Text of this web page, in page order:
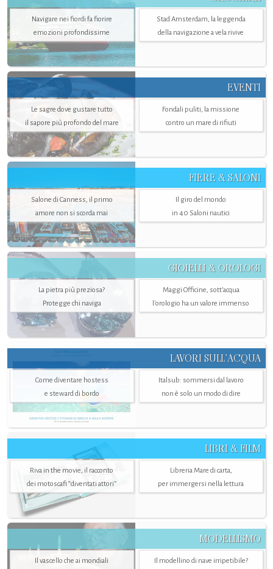
Navigare nei fiordi fa fiorire
emozioni profondissime
Stad Amsterdam, la leggenda
della navigazione a vela rivive
EVENTI
Le sagre dove gustare tutto
il sapore più profondo del mare
Fondali puliti, la missione
contro un mare di rifiuti
FIERE & SALONI
Salone di Canness, il primo
amore non si scorda mai
Il giro del mondo
in 40 Saloni nautici
GIOIELLI & OROLOGI
La pietra più preziosa?
Protegge chi naviga
Maggi Officine, sott’acqua
l'orologio ha un valore immenso
LAVORI SULL’ACQUA
Come diventare hostess
e steward di bordo
Italsub: sommersi dal lavoro
non è solo un modo di dire
LIBRI & FILM
Riva in the movie, il racconto
dei motoscafi “diventati attori”
Libreria Mare di carta,
per immergersi nella lettura
MODELLISMO
Il vascello che ai mondiali
Il modellino di nave irripetibile?